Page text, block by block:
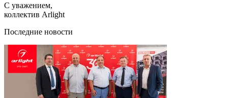
С уважением,
коллектив Arlight
Последние новости